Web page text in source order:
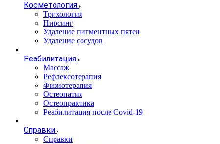
Косметология
Трихология
Пирсинг
Удаление пигментных пятен
Удаление сосудов
Реабилитация
Массаж
Рефлексотерапия
Физиотерапия
Остеопатия
Остеопрактика
Реабилитация после Covid-19
Справки
Справки